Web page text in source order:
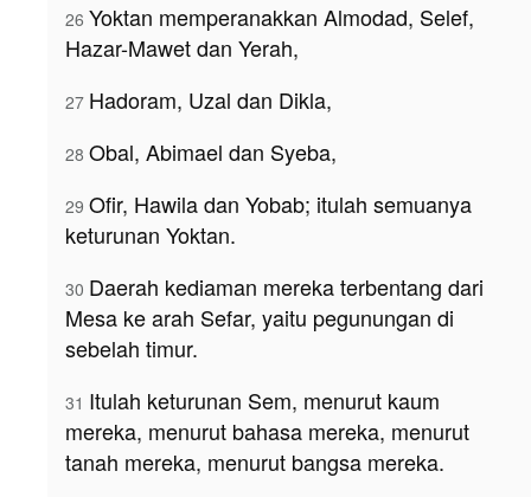
26 Yoktan memperanakkan Almodad, Selef,
Hazar-Mawet dan Yerah,
27 Hadoram, Uzal dan Dikla,
28 Obal, Abimael dan Syeba,
29 Ofir, Hawila dan Yobab; itulah semuanya
keturunan Yoktan.
30 Daerah kediaman mereka terbentang dari
Mesa ke arah Sefar, yaitu pegunungan di
sebelah timur.
31 Itulah keturunan Sem, menurut kaum
mereka, menurut bahasa mereka, menurut
tanah mereka, menurut bangsa mereka.